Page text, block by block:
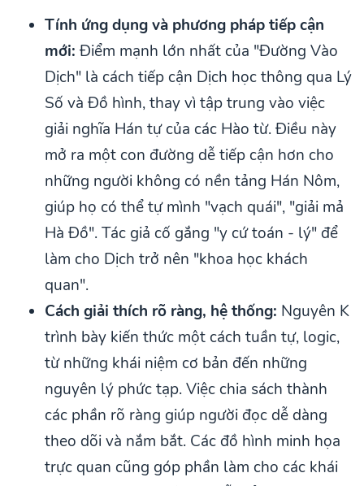
Tính ứng dụng và phương pháp tiếp cận
mới: Điểm mạnh lớn nhất của "Đường Vào
Dịch" là cách tiếp cận Dịch học thông qua Lý
Số và Đồ hình, thay vì tập trung vào việc
giải nghĩa Hán tự của các Hào từ. Điều này
mở ra một con đường dễ tiếp cận hơn cho
những người không có nền tảng Hán Nôm,
giúp họ có thể tự mình "vạch quái", "giải mả
Hà Đồ". Tác giả cố gắng "y cứ toán - lý" để
làm cho Dịch trở nên "khoa học khách
quan".
Cách giải thích rõ ràng, hệ thống: Nguyên K
trình bày kiến thức một cách tuần tự, logic,
từ những khái niệm cơ bản đến những
nguyên lý phức tạp. Việc chia sách thành
các phần rõ ràng giúp người đọc dễ dàng
theo dõi và nắm bắt. Các đồ hình minh họa
trực quan cũng góp phần làm cho các khái